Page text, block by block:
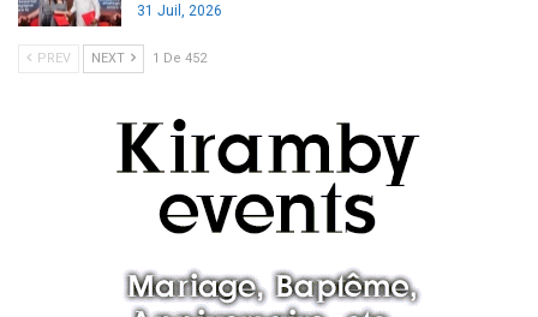
31 Juil, 2026
PREV NEXT 1 De 452